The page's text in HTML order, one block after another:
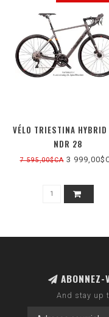
VÉLO TRIESTINA
NDR 28
7 595,00$CA3
ABONNEZ-
And stay up